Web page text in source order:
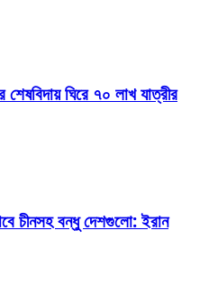
শেষবিদায় ঘিরে ৭০ লাখ যাত্রীর
চীনসহ বন্ধু দেশগুলো: ইরান